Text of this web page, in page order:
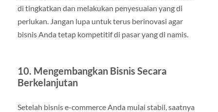
di tingkatkan dan melakukan penyesuaian yang di
perlukan. Jangan lupa untuk terus berinovasi agar
bisnis Anda tetap kompetitif di pasar yang di namis.
10. Mengembangkan Bisnis Secara
Berkelanjutan
Setelah bisnis e-commerce Anda mulai stabil, saatnya